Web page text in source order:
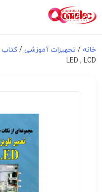
خانه /تجهیزات آموزشی /کتاب
LED , LCD